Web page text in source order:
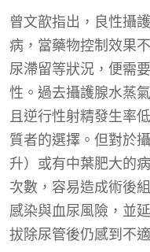
曾文歆指出，良性攝
病，當藥物控制效果
尿滯留等狀況，便需
性。過去攝護腺水蒸
且逆行性射精發生率
質者的選擇。但對於
升）或有中葉肥大的
次數，容易造成術後
感染與血尿風險，並
拔除尿管後仍感到不適